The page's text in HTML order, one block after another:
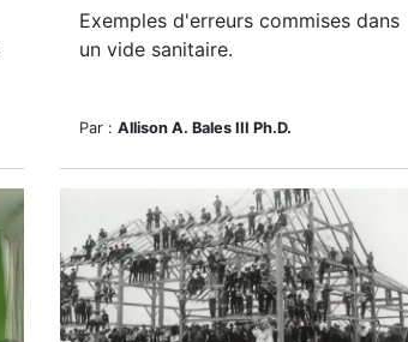
Exemples d'erreurs commises dans
un vide sanitaire.
Par : Allison A. Bales III Ph.D.